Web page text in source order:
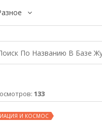
133
И КОСМОС